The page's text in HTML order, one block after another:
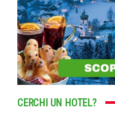
CERCHI UN HOTEL?